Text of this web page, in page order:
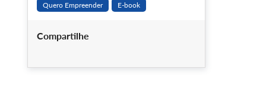
Quero Empreender
E-book
Compartilhe